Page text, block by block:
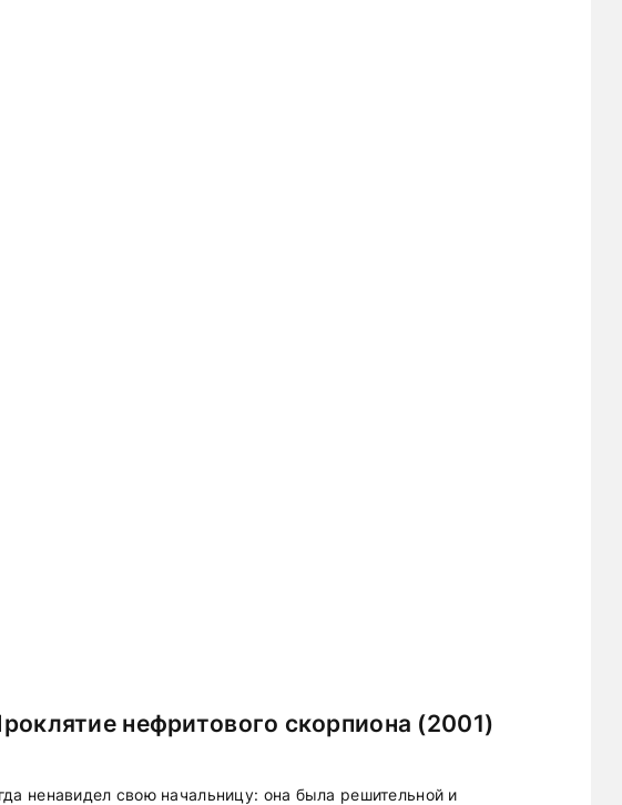
нефритового скорпиона (2001)
ненавидел свою начальницу: она была решительной и